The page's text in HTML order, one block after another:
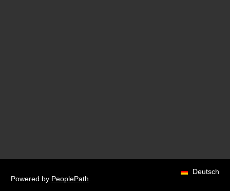
Deutsch
Powered by PeoplePath